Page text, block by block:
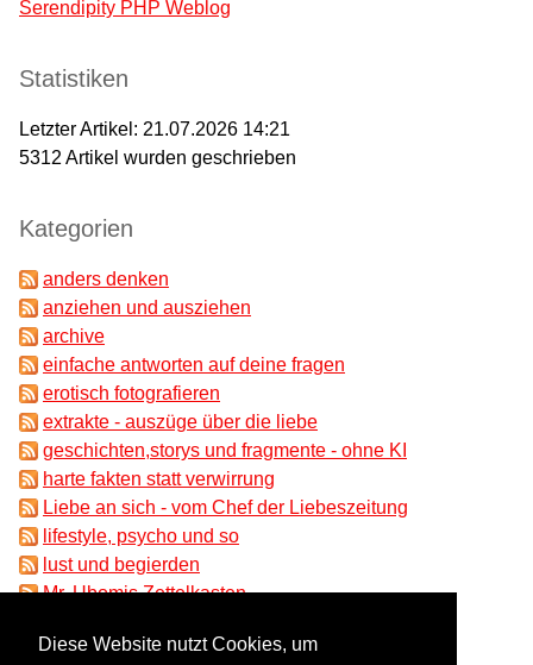
Diese Website nutzt Cookies, um
Serendipity PHP Weblog
Statistiken
Letzter Artikel: 21.07.2026 14:21
5312 Artikel wurden geschrieben
Kategorien
anders denken
anziehen und ausziehen
archive
einfache antworten auf deine fragen
erotisch fotografieren
extrakte - auszüge über die liebe
geschichten,storys und fragmente - ohne KI
harte fakten statt verwirrung
Liebe an sich - vom Chef der Liebeszeitung
lifestyle, psycho und so
lust und begierden
Mr. Ubomis Zettelkasten
ungeklärtes und absonderliches